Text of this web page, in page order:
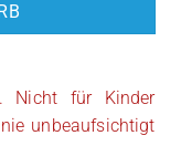
Nicht für Kinder
unbeaufsichtigt